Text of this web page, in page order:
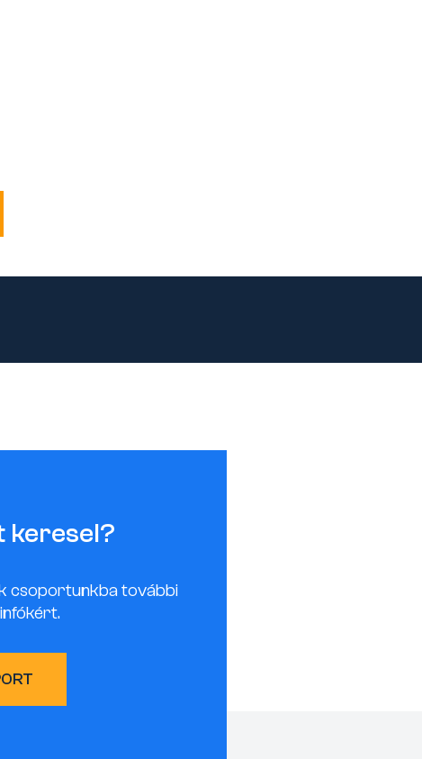
keresel?
csoportunkba további